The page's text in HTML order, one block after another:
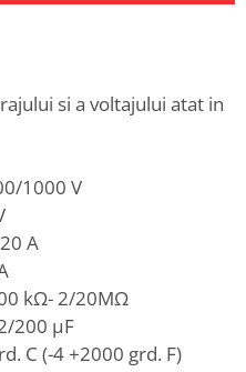
si a voltajului atat in
1000 V
A
kΩ- 2/20MΩ
200 μF
C (-4 +2000 grd. F)